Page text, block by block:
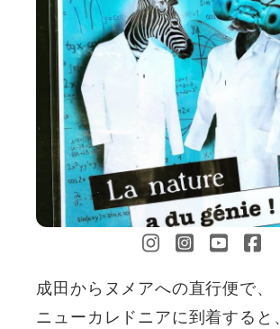
成田からヌメアへの直行便で、
ニューカレドニアに到着すると、